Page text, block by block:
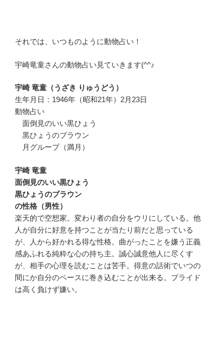
それでは、いつものように動物占い！
宇崎竜童さんの動物占い見ていきます(^^♪
宇崎 竜童（うざき りゅうどう）
生年月日：1946年（昭和21年）2月23日
動物占い
面倒見のいい黒ひょう
黒ひょうのブラウン
月グループ（満月）
宇崎 竜童
面倒見のいい黒ひょう
黒ひょうのブラウン
の性格（男性）
楽天的で空想家。変わり者の自分をウリにしている。他
人が自分に好意を持つことが当たり前だと思っている
が、人から好かれる得な性格。曲がったことを嫌う正義
感あふれる純粋な心の持ち主。誠心誠意他人に尽くす
が、相手の心理を読むことは苦手。得意の話術でいつの
間にか自分のペースに巻き込むことが出来る。プライド
は高く負けず嫌い。